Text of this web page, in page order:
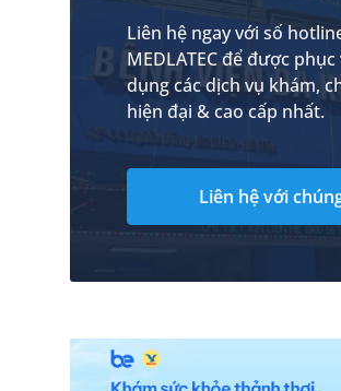
Liên hệ ngay với số
MEDLATEC để được
dụng các dịch vụ khám,
hiện đại & cao cấp nhất.
Liên hệ với